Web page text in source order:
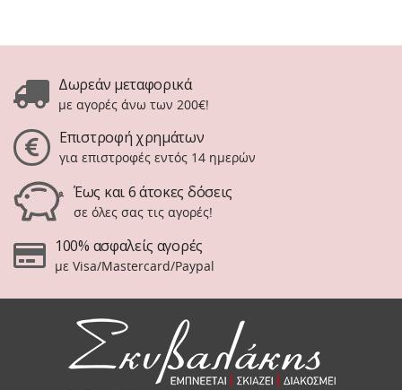
Δωρεάν μεταφορικά
με αγορές άνω των 200€!
Επιστροφή χρημάτων
για επιστροφές εντός 14 ημερών
Έως και 6 άτοκες δόσεις
σε όλες σας τις αγορές!
100% ασφαλείς αγορές
με Visa/Mastercard/Paypal